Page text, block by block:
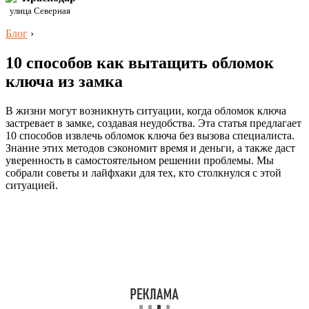
улица Северная
Блог ›
10 способов как вытащить обломок
ключа из замка
В жизни могут возникнуть ситуации, когда обломок ключа
застревает в замке, создавая неудобства. Эта статья предлагает
10 способов извлечь обломок ключа без вызова специалиста.
Знание этих методов сэкономит время и деньги, а также даст
уверенность в самостоятельном решении проблемы. Мы
собрали советы и лайфхаки для тех, кто столкнулся с этой
ситуацией.